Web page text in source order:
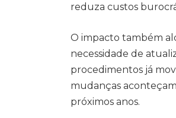
reduza custos
O impacto também
necessidade de
procedimentos já
mudanças
próximos anos.